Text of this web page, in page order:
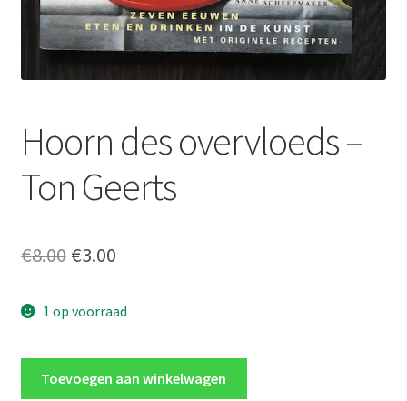
Hoorn des overvloeds –
Ton Geerts
€8.00 Oorspronkelijke
was:
€8.00.
€3.00Huidige
is:
€3.00.
1 op voorraad
Toevoegen aan winkelwagen